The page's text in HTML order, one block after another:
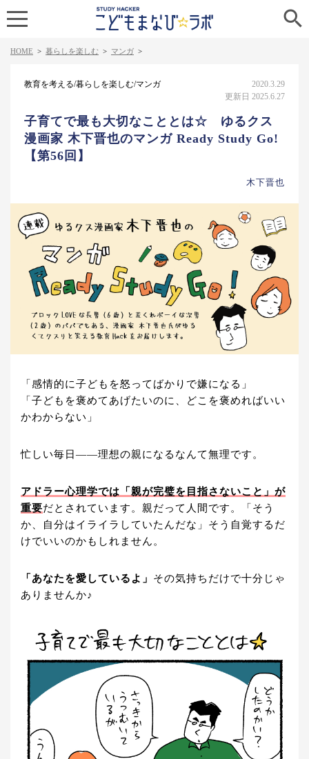

HOME > 暮らしを楽しむ > マンガ >
教育を考える/暮らしを楽しむ/マンガ
2020.3.29
更新日 2025.6.27
子育てで最も大切なこととは☆ ゆるクス
漫画家 木下晋也のマンガ Ready Study Go!
【第56回】
木下晋也
「感情的に子どもを怒ってばかりで嫌になる」
「子どもを褒めてあげたいのに、どこを褒めればいい
かわからない」
忙しい毎日――理想の親になるなんて無理です。
アドラー心理学では「親が完璧を目指さないこと」が
重要だとされています。親だって人間です。「そう
か、自分はイライラしていたんだな」そう自覚するだ
けでいいのかもしれません。
「あなたを愛しているよ」 その気持ちだけで十分じゃ
ありませんか♪